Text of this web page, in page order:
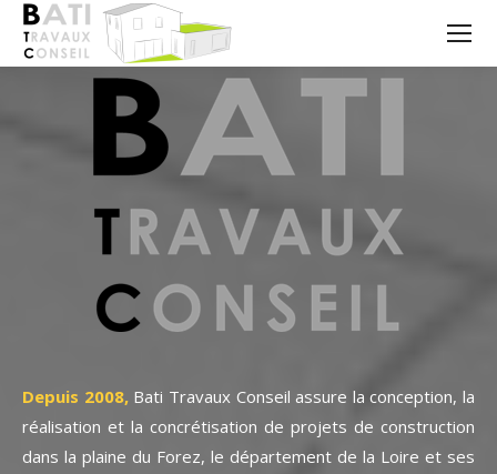
Depuis 2008, Bati Travaux Conseil assure la conception, la
réalisation et la concrétisation de projets de construction
dans la plaine du Forez, le département de la Loire et ses